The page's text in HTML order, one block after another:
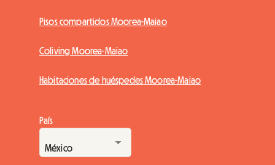
Pisos compartidos Moorea-Maiao
Coliving Moorea-Maiao
Habitaciones de huéspedes Moorea-Maiao
País